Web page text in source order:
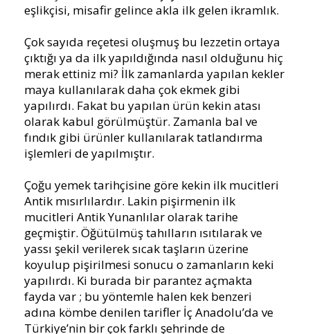
eşlikçisi, misafir gelince akla ilk gelen ikramlık.
Çok sayıda reçetesi oluşmuş bu lezzetin ortaya
çıktığı ya da ilk yapıldığında nasıl olduğunu hiç
merak ettiniz mi? İlk zamanlarda yapılan kekler
maya kullanılarak daha çok ekmek gibi
yapılırdı. Fakat bu yapılan ürün kekin atası
olarak kabul görülmüştür. Zamanla bal ve
fındık gibi ürünler kullanılarak tatlandırma
işlemleri de yapılmıştır.
Çoğu yemek tarihçisine göre kekin ilk mucitleri
Antik mısırlılardır. Lakin pişirmenin ilk
mucitleri Antik Yunanlılar olarak tarihe
geçmiştir. Öğütülmüş tahılların ısıtılarak ve
yassı şekil verilerek sıcak taşların üzerine
koyulup pişirilmesi sonucu o zamanların keki
yapılırdı. Ki burada bir parantez açmakta
fayda var ; bu yöntemle halen kek benzeri
adına kömbe denilen tarifler İç Anadolu’da ve
Türkiye’nin bir çok farklı şehrinde de